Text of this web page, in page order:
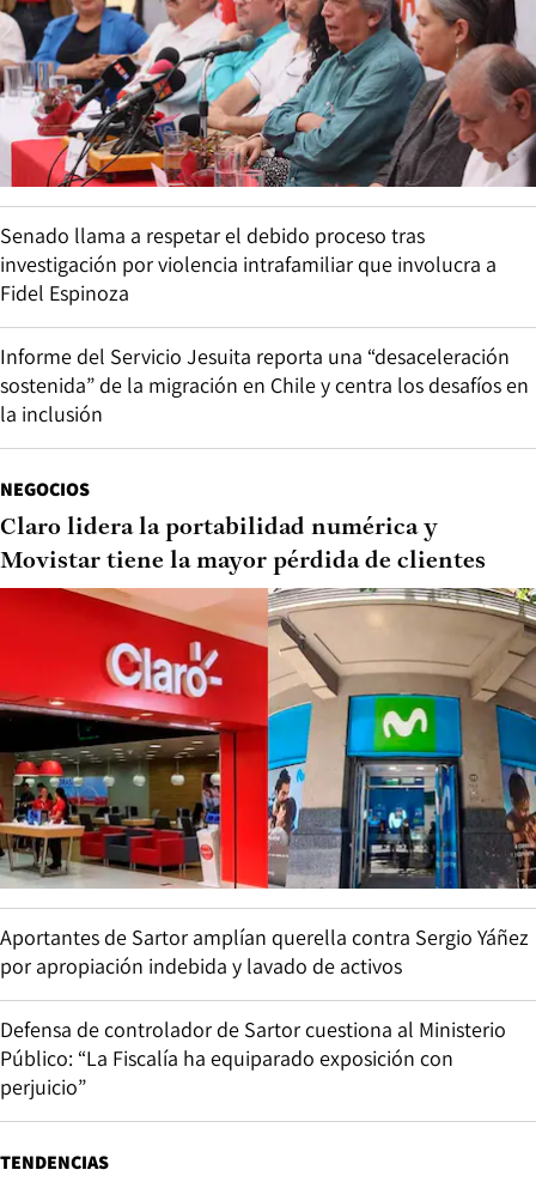
Senado llama a respetar el debido proceso tras
investigación por violencia intrafamiliar que involucra a
Fidel Espinoza
Informe del Servicio Jesuita reporta una “desaceleración
sostenida” de la migración en Chile y centra los desafíos en
la inclusión
NEGOCIOS
Claro lidera la portabilidad numérica y
Movistar tiene la mayor pérdida de clientes
Aportantes de Sartor amplían querella contra Sergio Yáñez
por apropiación indebida y lavado de activos
Defensa de controlador de Sartor cuestiona al Ministerio
Público: “La Fiscalía ha equiparado exposición con
perjuicio”
TENDENCIAS